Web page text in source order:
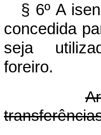
§ 6º A
concedida
seja